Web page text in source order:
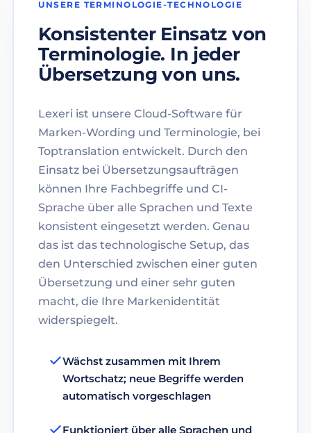
UNSERE TERMINOLOGIE-TECHNOLOGIE
Konsistenter Einsatz von
Terminologie. In jeder
Übersetzung von uns.
Lexeri ist unsere Cloud-Software für
Marken-Wording und Terminologie, bei
Toptranslation entwickelt. Durch den
Einsatz bei Übersetzungsaufträgen
können Ihre Fachbegriffe und CI-
Sprache über alle Sprachen und Texte
konsistent eingesetzt werden. Genau
das ist das technologische Setup, das
den Unterschied zwischen einer guten
Übersetzung und einer sehr guten
macht, die Ihre Markenidentität
widerspiegelt.
Wächst zusammen mit Ihrem
Wortschatz; neue Begriffe werden
automatisch vorgeschlagen
Funktioniert über alle Sprachen und